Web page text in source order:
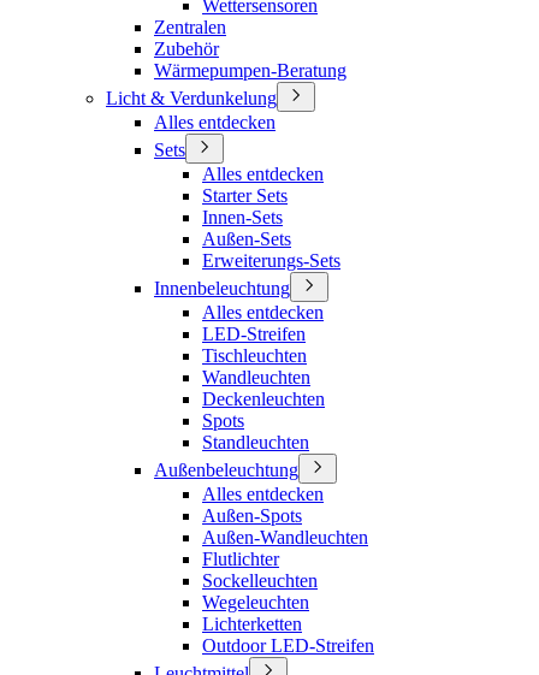
Wettersensoren
Zentralen
Zubehör
Wärmepumpen-Beratung
Licht & Verdunkelung
Alles entdecken
Sets
Alles entdecken
Starter Sets
Innen-Sets
Außen-Sets
Erweiterungs-Sets
Innenbeleuchtung
Alles entdecken
LED-Streifen
Tischleuchten
Wandleuchten
Deckenleuchten
Spots
Standleuchten
Außenbeleuchtung
Alles entdecken
Außen-Spots
Außen-Wandleuchten
Flutlichter
Sockelleuchten
Wegeleuchten
Lichterketten
Outdoor LED-Streifen